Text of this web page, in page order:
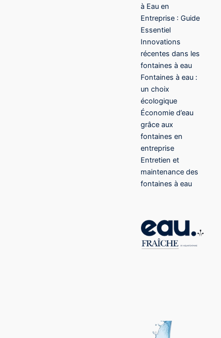
à Eau en
Entreprise : Guide
Essentiel
Innovations
récentes dans les
fontaines à eau
Fontaines à eau :
un choix
écologique
Économie d’eau
grâce aux
fontaines en
entreprise
Entretien et
maintenance des
fontaines à eau